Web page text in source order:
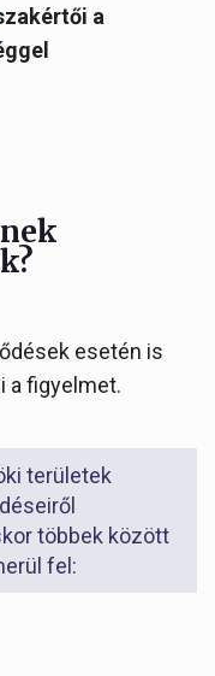
a
esetén is
a figyelmet.
területek
többek között
fel: